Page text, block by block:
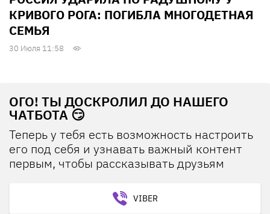
КРИВОГО РОГА: ПОГИБЛА МНОГОДЕТНАЯ
СЕМЬЯ
30 Июля 11:58
ОГО! ТЫ ДОСКРОЛИЛ ДО НАШЕГО
ЧАТБОТА 😏
Теперь у тебя есть возможность настроить
его под себя и узнавать важный контент
первым, чтобы рассказывать друзьям
VIBER